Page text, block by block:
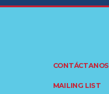
CONTÁCTANOS
MAILING LIST